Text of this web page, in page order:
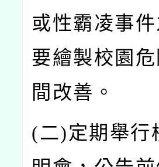
或性霸凌事
要繪製校園
間改善。
(二)定期舉行